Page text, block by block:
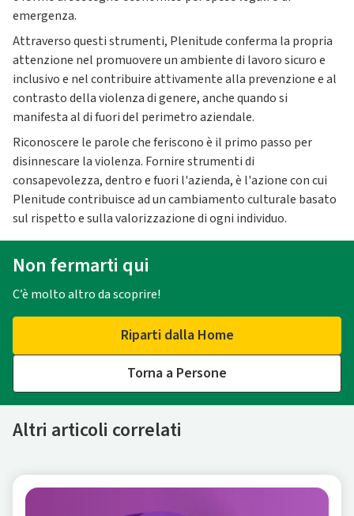
emergenza.
Attraverso questi strumenti, Plenitude conferma la propria
attenzione nel promuovere un ambiente di lavoro sicuro e
inclusivo e nel contribuire attivamente alla prevenzione e al
contrasto della violenza di genere, anche quando si
manifesta al di fuori del perimetro aziendale.
Riconoscere le parole che feriscono è il primo passo per
disinnescare la violenza. Fornire strumenti di
consapevolezza, dentro e fuori l'azienda, è l'azione con cui
Plenitude contribuisce ad un cambiamento culturale basato
sul rispetto e sulla valorizzazione di ogni individuo.
Non fermarti qui
C’è molto altro da scoprire!
Riparti dalla Home
Torna a Persone
Altri articoli correlati